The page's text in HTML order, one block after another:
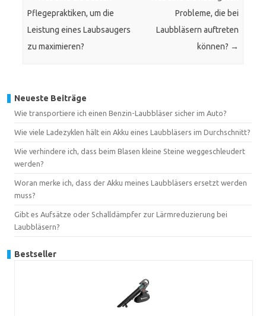
Pflegepraktiken, um die
Leistung eines Laubsaugers
zu maximieren?
Probleme, die bei
Laubbläsern auftreten
können? →
Neueste Beiträge
Wie transportiere ich einen Benzin-Laubbläser sicher im Auto?
Wie viele Ladezyklen hält ein Akku eines Laubbläsers im Durchschnitt?
Wie verhindere ich, dass beim Blasen kleine Steine weggeschleudert
werden?
Woran merke ich, dass der Akku meines Laubbläsers ersetzt werden
muss?
Gibt es Aufsätze oder Schalldämpfer zur Lärmreduzierung bei
Laubbläsern?
Bestseller